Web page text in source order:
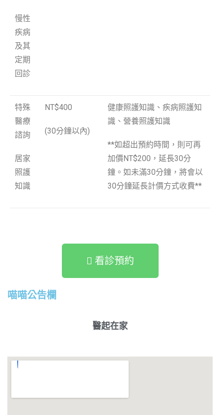
慢性
疾病
及其
定期
回診
特殊
醫療
諮詢
居家
照護
知識
NT$400
(30分鐘以內)
健康照護知識、疾病照護知
識、營養照護知識
**如超出預約時間，則可再
加價NT$200，延長30分
鐘。如未滿30分鐘，將會以
30分鐘延長計價方式收費**
看診預約
喵喵公告欄
醫起在家